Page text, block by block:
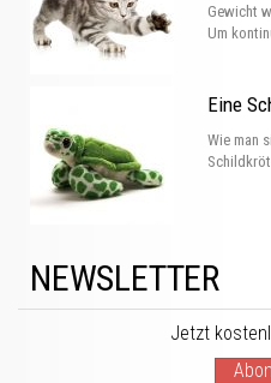
Gewicht
Um
Eine
Wie man
NEWSLETTER
Jetzt